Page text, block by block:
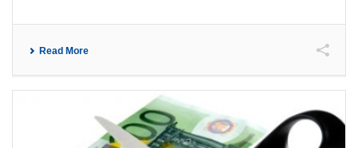
Read More